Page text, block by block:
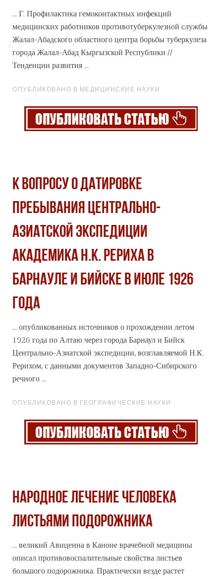
... Г. Профилактика гемоконтактных инфекций
медицинских работников противотуберкулезной службы
Жалал-Абадского областного центра борьбы туберкулеза
города Жалал-Абад Кыргызской Республики //
Тенденции развития ...
ОПУБЛИКОВАНО В МЕДИЦИНСКИЕ НАУКИ
К ВОПРОСУ О ДАТИРОВКЕ
ПРЕБЫВАНИЯ ЦЕНТРАЛЬНО-
АЗИАТСКОЙ ЭКСПЕДИЦИИ
АКАДЕМИКА Н.К. РЕРИХА В
БАРНАУЛЕ И БИЙСКЕ В ИЮЛЕ 1926
ГОДА
... опубликованных источников о прохождении летом
1926 года по Алтаю через города Барнаул и Бийск
Центрально-Азиатской экспедиции, возглавляемой Н.К.
Рерихом, с данными документов Западно-Сибирского
речного ...
ОПУБЛИКОВАНО В ГЕОГРАФИЧЕСКИЕ НАУКИ
НАРОДНОЕ ЛЕЧЕНИЕ ЧЕЛОВЕКА
ЛИСТЬЯМИ ПОДОРОЖНИКА
... великий Авиценна в Каноне врачебной медицины
описал противовоспалительные свойства листьев
большого подорожника. Практически везде растет